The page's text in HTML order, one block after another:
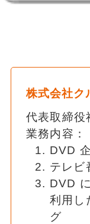
株式会社ク
代表取締役
業務内容：
DVD
テレビ
DVD
利用し
グ